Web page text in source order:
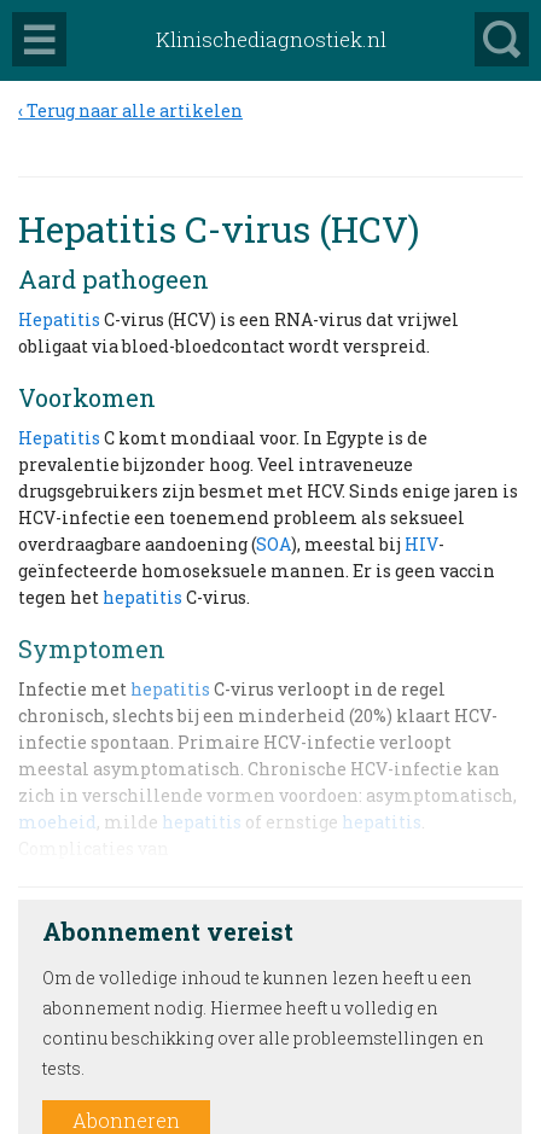
Klinischediagnostiek.nl
Terug naar alle artikelen
Hepatitis C-virus (HCV)
Aard pathogeen
Hepatitis C-virus (HCV) is een RNA-virus dat vrijwel
obligaat via bloed-bloedcontact wordt verspreid.
Voorkomen
Hepatitis C komt mondiaal voor. In Egypte is de
prevalentie bijzonder hoog. Veel intraveneuze
drugsgebruikers zijn besmet met HCV. Sinds enige jaren is
HCV-infectie een toenemend probleem als seksueel
overdraagbare aandoening (SOA), meestal bij HIV-
geïnfecteerde homoseksuele mannen. Er is geen vaccin
tegen het hepatitis C-virus.
Symptomen
Infectie met hepatitis C-virus verloopt in de regel
chronisch, slechts bij een minderheid (20%) klaart HCV-
infectie spontaan. Primaire HCV-infectie verloopt
meestal asymptomatisch. Chronische HCV-infectie kan
zich in verschillende vormen voordoen: asymptomatisch,
moeheid, milde hepatitis of ernstige hepatitis.
Abonnement vereist
Om de volledige inhoud te kunnen lezen heeft u een
abonnement nodig. Hiermee heeft u volledig en
continu beschikking over alle probleemstellingen en
tests.
Abonneren